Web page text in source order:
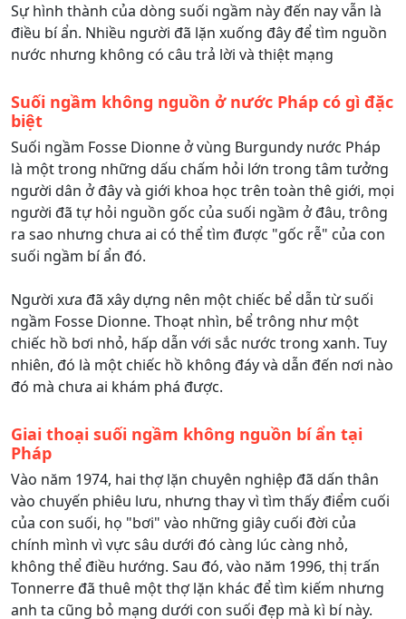
Sự hình thành của dòng suối ngầm này đến nay vẫn là
điều bí ẩn. Nhiều người đã lặn xuống đây để tìm nguồn
nước nhưng không có câu trả lời và thiệt mạng
Suối ngầm không nguồn ở nước Pháp có gì đặc
biệt
Suối ngầm Fosse Dionne ở vùng Burgundy nước Pháp
là một trong những dấu chấm hỏi lớn trong tâm tưởng
người dân ở đây và giới khoa học trên toàn thê giới, mọi
người đã tự hỏi nguồn gốc của suối ngầm ở đâu, trông
ra sao nhưng chưa ai có thể tìm được "gốc rễ" của con
suối ngầm bí ẩn đó.
Người xưa đã xây dựng nên một chiếc bể dẫn từ suối
ngầm Fosse Dionne. Thoạt nhìn, bể trông như một
chiếc hồ bơi nhỏ, hấp dẫn với sắc nước trong xanh. Tuy
nhiên, đó là một chiếc hồ không đáy và dẫn đến nơi nào
đó mà chưa ai khám phá được.
Giai thoại suối ngầm không nguồn bí ẩn tại
Pháp
Vào năm 1974, hai thợ lặn chuyên nghiệp đã dấn thân
vào chuyến phiêu lưu, nhưng thay vì tìm thấy điểm cuối
của con suối, họ "bơi" vào những giây cuối đời của
chính mình vì vực sâu dưới đó càng lúc càng nhỏ,
không thể điều hướng. Sau đó, vào năm 1996, thị trấn
Tonnerre đã thuê một thợ lặn khác để tìm kiếm nhưng
anh ta cũng bỏ mạng dưới con suối đẹp mà kì bí này.